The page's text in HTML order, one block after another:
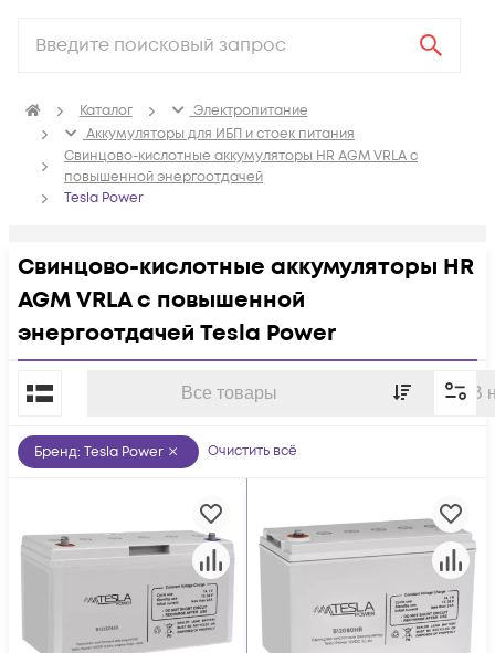
Каталог
Электропитание
Аккумуляторы для ИБП и стоек питания
Свинцово-кислотные аккумуляторы HR AGM VRLA с
повышенной энергоотдачей
Tesla Power
Свинцово-кислотные аккумуляторы HR
AGM VRLA с повышенной
энергоотдачей Tesla Power
Все товары В
По популярности
Бренд: Tesla Power Очистить всё